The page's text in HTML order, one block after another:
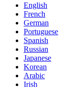
English
French
German
Portuguese
Spanish
Russian
Japanese
Korean
Arabic
Irish